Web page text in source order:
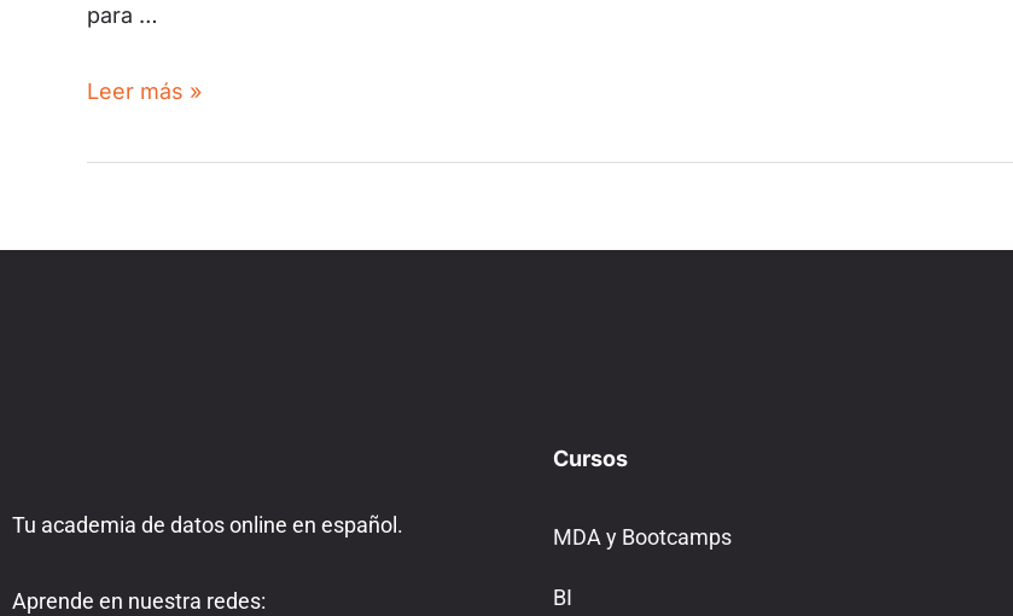
para …
Leer más »
Tu academia de datos online en español.
Aprende en nuestra redes:
Cursos
MDA y Bootcamps
BI